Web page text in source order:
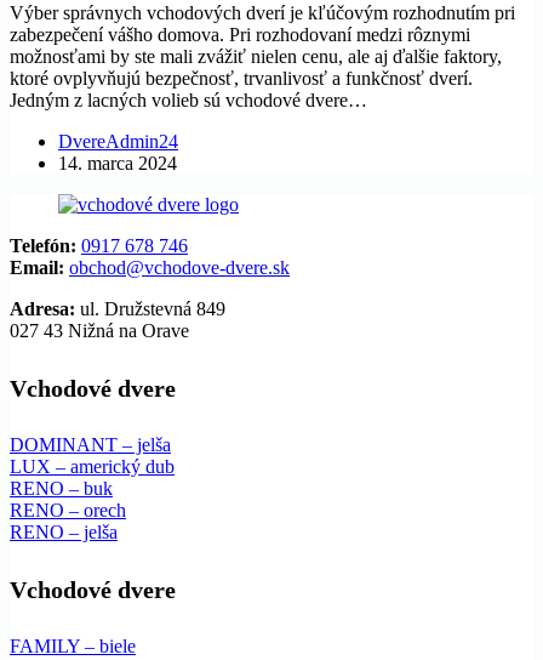
Výber správnych vchodových dverí je kľúčovým rozhodnutím pri
zabezpečení vášho domova. Pri rozhodovaní medzi rôznymi
možnosťami by ste mali zvážiť nielen cenu, ale aj ďalšie faktory,
ktoré ovplyvňujú bezpečnosť, trvanlivosť a funkčnosť dverí.
Jedným z lacných volieb sú vchodové dvere…
DvereAdmin24
14. marca 2024
Telefón: 0917 678 746
Email: obchod@vchodove-dvere.sk
Adresa: ul. Družstevná 849
027 43 Nižná na Orave
Vchodové dvere
DOMINANT – jelša
LUX – americký dub
RENO – buk
RENO – orech
RENO – jelša
Vchodové dvere
FAMILY – biele